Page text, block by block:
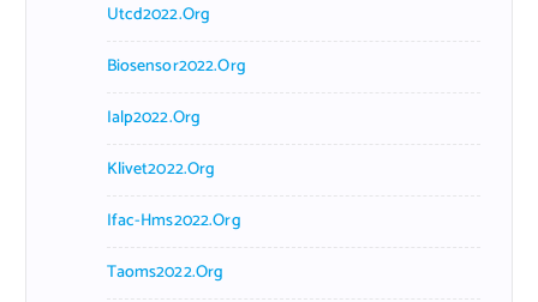
Utcd2022.org
Biosensor2022.org
Ialp2022.org
Klivet2022.org
Ifac-Hms2022.org
Taoms2022.org